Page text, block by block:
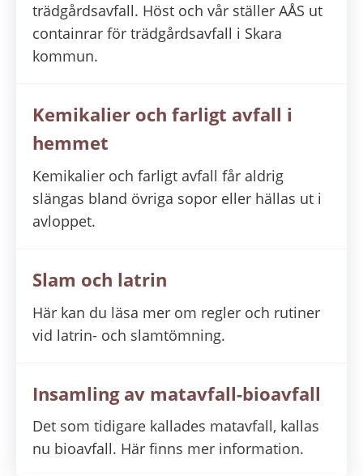
trädgårdsavfall. Höst och vår ställer AÅS ut
containrar för trädgårdsavfall i Skara
kommun.
Kemikalier och farligt avfall i
hemmet
Kemikalier och farligt avfall får aldrig
slängas bland övriga sopor eller hällas ut i
avloppet.
Slam och latrin
Här kan du läsa mer om regler och rutiner
vid latrin- och slamtömning.
Insamling av matavfall-bioavfall
Det som tidigare kallades matavfall, kallas
nu bioavfall. Här finns mer information.